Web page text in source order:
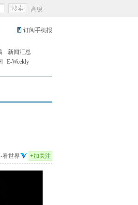
高级
订阅手机报
新闻汇总
E-Weekly
看世界
+加关注